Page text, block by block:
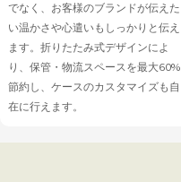
でなく、お客様のブランドが伝えた
い温かさや心遣いもしっかりと伝え
ます。折りたたみ式デザインによ
り、保管・物流スペースを最大60%
節約し、ケースのカスタマイズも自
在に行えます。